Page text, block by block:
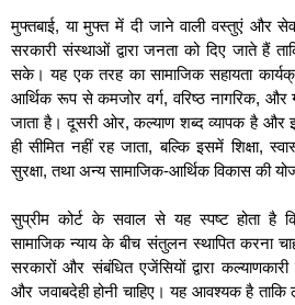
मुफ्तबाई, या मुफ्त में दी जाने वाली वस्तुएं और
सरकारी संस्थाओं द्वारा जनता को दिए जाते हैं
सके। यह एक तरह का सामाजिक सहायता
आर्थिक रूप से कमजोर वर्ग, वरिष्ठ नागरिक, और
जाता है। दूसरी ओर, कल्याण शब्द व्यापक है
ही सीमित नहीं रह जाता, बल्कि इसमें शिक्षा,
सुरक्षा, तथा अन्य सामाजिक-आर्थिक विकास की
सुप्रीम कोर्ट के सवाल से यह स्पष्ट होता है
सामाजिक न्याय के बीच संतुलन स्थापित करना
सरकारों और संबंधित एजेंसियों द्वारा
और जवाबदेही होनी चाहिए। यह आवश्यक है ताकि